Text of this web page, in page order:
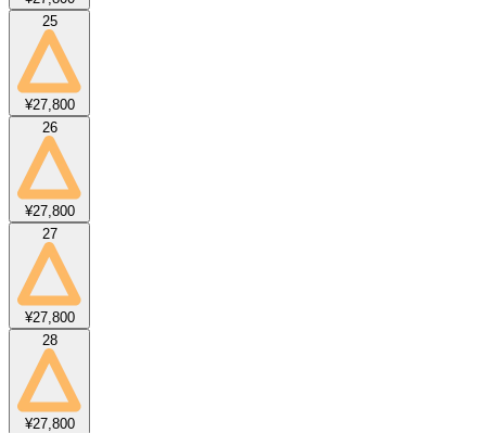
25
¥27,800
26
¥27,800
27
¥27,800
28
¥27,800